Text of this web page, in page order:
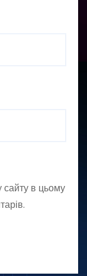
в цьому